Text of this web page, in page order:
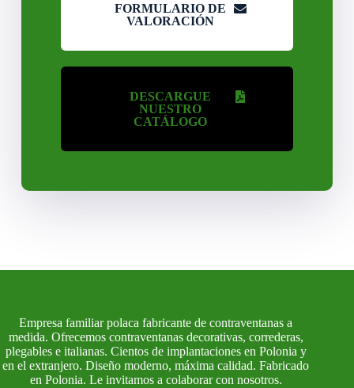
FORMULARIO DE
VALORACIÓN
DESCARGUE
NUESTRO
CATÁLOGO
Empresa familiar polaca fabricante de contraventanas a
medida. Ofrecemos contraventanas decorativas, correderas,
plegables e italianas. Cientos de implantaciones en Polonia y
en el extranjero. Diseño moderno, máxima calidad. Fabricado
en Polonia. Le invitamos a colaborar con nosotros.